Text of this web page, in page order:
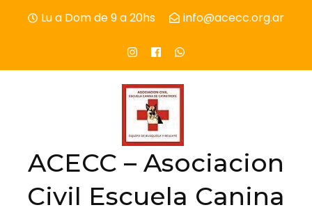
(Press
Lu a Dom de 9 a 20hs info@acecc.org.ar
ACECC – Asociacion
Civil Escuela Canina